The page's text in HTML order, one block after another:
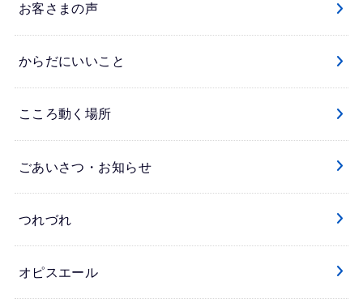
お客さまの声
からだにいいこと
こころ動く場所
ごあいさつ・お知らせ
つれづれ
オピスエール